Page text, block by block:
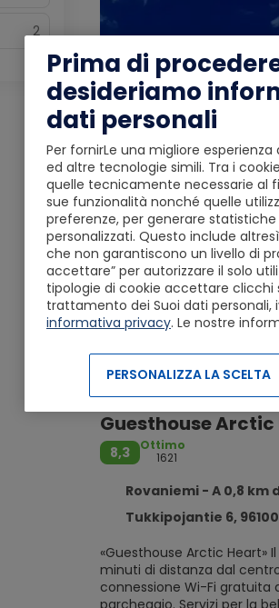
Guesthouse Arctic
8,3
Ottimo
1621
Rovaniemi - A 0,8 km
Tukkipojantie 6, 96100 Rovaniemi, Finland,
«Guesthouse Arctic Heart»
minuti di distanza dal
connessione Wi-Fi gratuita
parcheggio. Servizi per la
2
Prima di
desideriamo
dati personali
Per fornirLe una migliore
ed altre tecnologie simili. Tra i
quelle tecnicamente necessarie al
sue funzionalità nonché quelle
preferenze, per generare
personalizzati. Questo include
che non garantiscono un livello di
accettare” per autorizzare il solo
tipologie di cookie accettare clicchi
trattamento dei Suoi dati personali,
informativa privacy. Le nostre
PERSONALIZZA LA SCELTA